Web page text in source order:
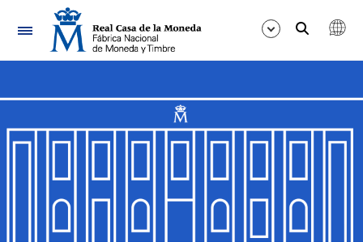
Navigation
Show/Hide
Show/Hide
Show/Hide